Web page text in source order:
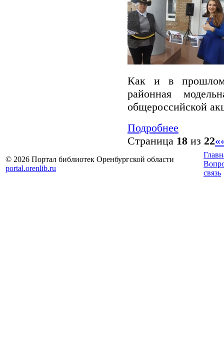
Как и в прошлом
районная
общероссийской
Подробнее
Страница 18 из 22
© 2026 Портал библиотек Оренбургской области
portal.orenlib.ru
связь